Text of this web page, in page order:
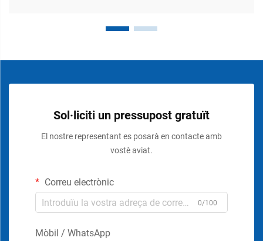
Sol·liciti un pressupost gratuït
El nostre representant es posarà en contacte amb
vostè aviat.
Correu electrònic
0/100
Mòbil / WhatsApp